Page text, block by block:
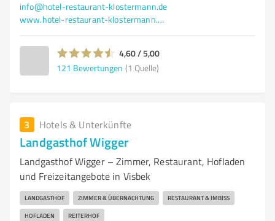
info@hotel-restaurant-klostermann.de
www.hotel-restaurant-klostermann.de/
4,60 / 5,00
121 Bewertungen (1 Quelle)
3 Hotels & Unterkünfte
Landgasthof Wigger
Landgasthof Wigger – Zimmer, Restaurant, Hofladen
und Freizeitangebote in Visbek
LANDGASTHOF ZIMMER & ÜBERNACHTUNG RESTAURANT & IMBISS
HOFLADEN REITERHOF